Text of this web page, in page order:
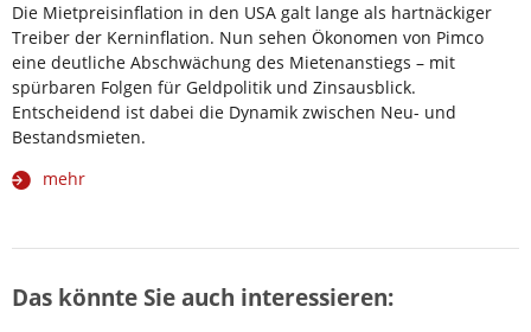
Die Mietpreisinflation in den USA galt lange als hartnäckiger
Treiber der Kerninflation. Nun sehen Ökonomen von Pimco
eine deutliche Abschwächung des Mietenanstiegs – mit
spürbaren Folgen für Geldpolitik und Zinsausblick.
Entscheidend ist dabei die Dynamik zwischen Neu- und
Bestandsmieten.
mehr
Das könnte Sie auch interessieren: